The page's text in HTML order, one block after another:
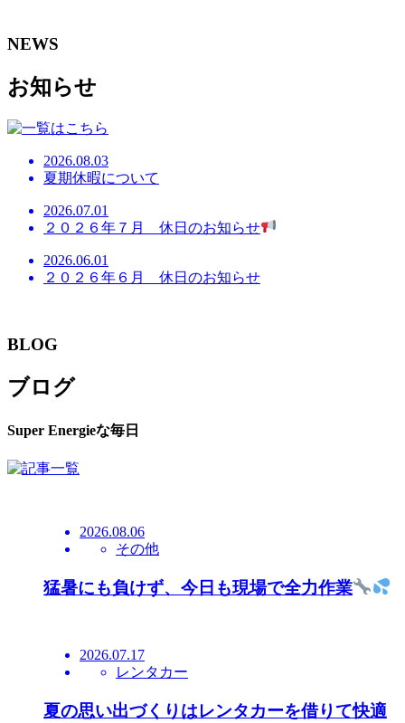
NEWS
お知らせ
2026.08.03
夏期休暇について
2026.07.01
２０２６年７月 休日のお知らせ
2026.06.01
２０２６年６月 休日のお知らせ
BLOG
ブログ
Super Energieな毎日
2026.08.06
その他
猛暑にも負けず、今日も現場で全力作業
2026.07.17
レンタカー
夏の思い出づくりはレンタカーを借りて快適